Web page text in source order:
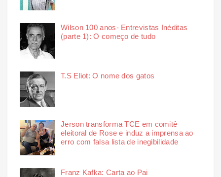
Wilson 100 anos- Entrevistas Inéditas
(parte 1): O começo de tudo
T.S Eliot: O nome dos gatos
Jerson transforma TCE em comitê
eleitoral de Rose e induz a imprensa ao
erro com falsa lista de inegibilidade
Franz Kafka: Carta ao Pai